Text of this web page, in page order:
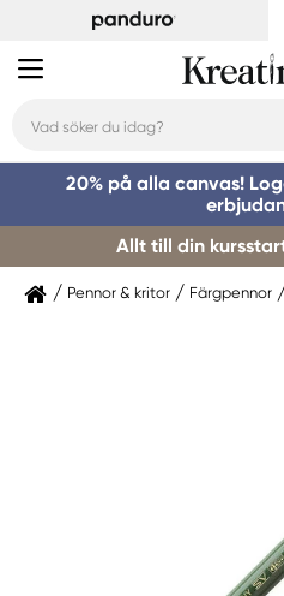
20% på alla canvas!
Allt till din
Pennor & kritor Färgpennor